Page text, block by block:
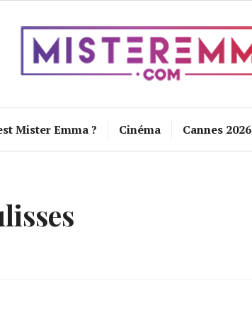
Mister Emma ? Cinéma Cannes 2026